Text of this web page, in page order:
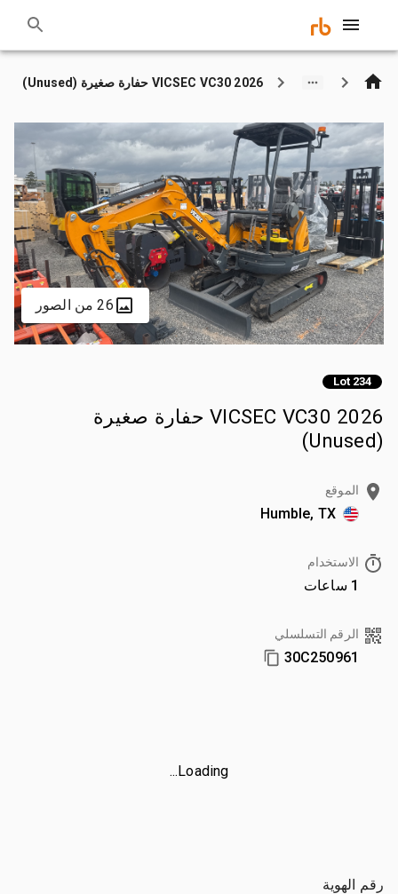
2026 VICSEC VC30 حفارة صغيرة (Unused)
26 من الصور
Lot 234
2026 VICSEC VC30 حفارة صغيرة
(Unused)
الموقع
Humble, TX
الاستخدام
1 ساعات
الرقم التسلسلي
30C250961
Loading...
رقم الهوية